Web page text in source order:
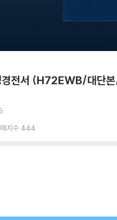
경전서 (H72EWB/대단
지수 444